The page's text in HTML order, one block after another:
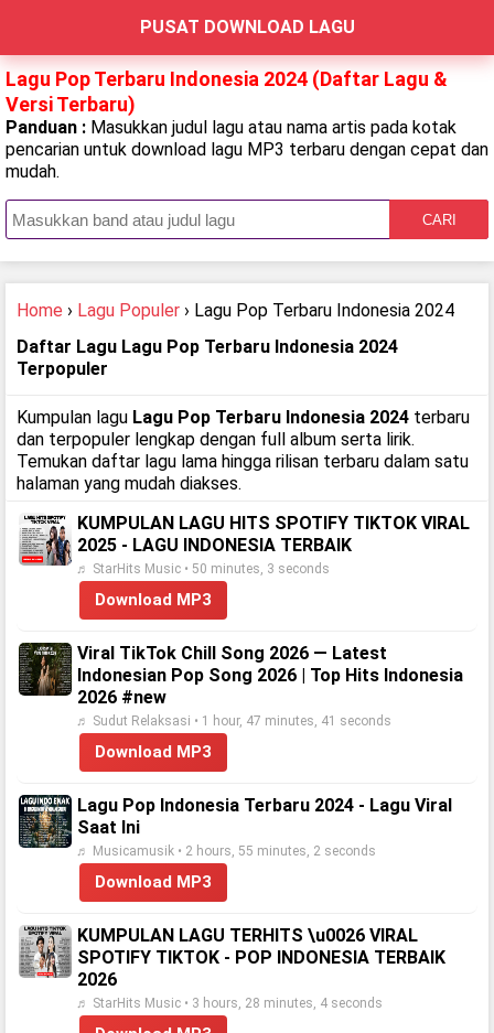
PUSAT DOWNLOAD LAGU
Lagu Pop Terbaru Indonesia 2024 (Daftar Lagu &
Versi Terbaru)
Panduan : Masukkan judul lagu atau nama artis pada kotak
pencarian untuk download lagu MP3 terbaru dengan cepat dan
mudah.
CARI
Home › Lagu Populer › Lagu Pop Terbaru Indonesia 2024
Daftar Lagu Lagu Pop Terbaru Indonesia 2024
Terpopuler
Kumpulan lagu Lagu Pop Terbaru Indonesia 2024 terbaru
dan terpopuler lengkap dengan full album serta lirik.
Temukan daftar lagu lama hingga rilisan terbaru dalam satu
halaman yang mudah diakses.
KUMPULAN LAGU HITS SPOTIFY TIKTOK VIRAL
2025 - LAGU INDONESIA TERBAIK
♬ StarHits Music • 50 minutes, 3 seconds
Download MP3
Viral TikTok Chill Song 2026 — Latest
Indonesian Pop Song 2026 | Top Hits Indonesia
2026 #new
♬ Sudut Relaksasi • 1 hour, 47 minutes, 41 seconds
Download MP3
Lagu Pop Indonesia Terbaru 2024 - Lagu Viral
Saat Ini
♬ Musicamusik • 2 hours, 55 minutes, 2 seconds
Download MP3
KUMPULAN LAGU TERHITS \u0026 VIRAL
SPOTIFY TIKTOK - POP INDONESIA TERBAIK
2026
♬ StarHits Music • 3 hours, 28 minutes, 4 seconds